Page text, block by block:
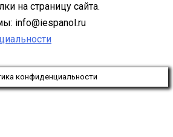
на страницу сайта.
info@iespanol.ru
конфиденциальности